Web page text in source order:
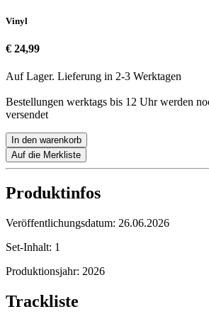
Vinyl
€ 24,99
Auf Lager. Lieferung in 2-3 Werktagen
Bestellungen werktags bis 12 Uhr werden
versendet
In den warenkorb
Auf die Merkliste
Produktinfos
Veröffentlichungsdatum: 26.06.2026
Set-Inhalt: 1
Produktionsjahr: 2026
Trackliste